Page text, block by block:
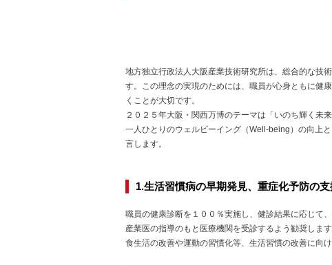
地方独立行政法人大阪産業技術研究所は、総合的な技
す。この理念の実現のためには、職員が心身ともに健
くことが大切です。
２０２５年大阪・関西万博のテーマは「いのち輝く未
一人ひとりのウェルビーイング（Well-being）の向上
言します。
1.生活習慣病の早期発見、重症化予防の支
職員の健康診断を１００％実施し、健診結果に応じて
産業医の指導のもと医療機関を受診するよう勧奨します
食生活の改善や運動の習慣化等、生活習慣の改善に向